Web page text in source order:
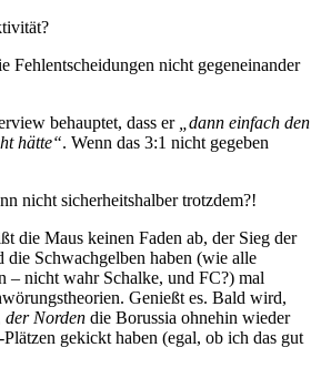
Fehlentscheidungen nicht gegeneinander
behauptet, dass er
„dann einfach den
hätte“. Wenn das 3:1 nicht gegeben
nicht sicherheitshalber trotzdem?!
die Maus keinen Faden ab, der Sieg der
Schwachgelben haben (wie alle
– nicht wahr Schalke, und FC?) mal
Genießt es. Bald wird,
der Norden die Borussia ohnehin wieder
gekickt haben (egal, ob ich das gut